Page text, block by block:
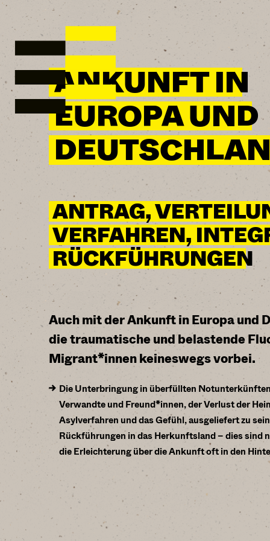
ANKUNFT IN
EUROPA UND
ANTRAG,
VERFAHREN,
RÜCKFÜHRUNGEN
Auch mit der Ankunft in Europa und
die traumatische und belastende
Migrant*innen keineswegs vorbei.
Die Unterbringung in überfüllten
Verwandte und Freund*innen, der Verlust der
Asylverfahren und das Gefühl, ausgeliefert zu
Rückführungen in das Herkunftsland – dies sind
die Erleichterung über die Ankunft oft in den